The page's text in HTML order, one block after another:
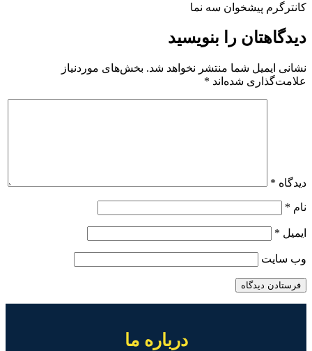
کانترگرم پيشخوان سه نما
دیدگاهتان را بنویسید
نشانی ایمیل شما منتشر نخواهد شد. بخش‌های موردنیاز
علامت‌گذاری شده‌اند *
دیدگاه *
نام *
ایمیل *
وب‌ سایت
درباره ما